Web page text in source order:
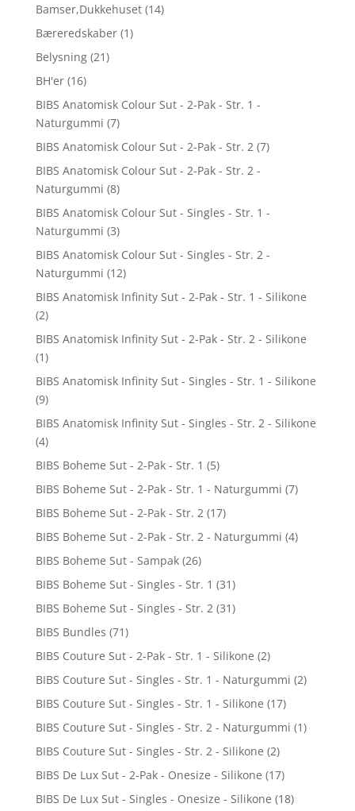
Bamser,Dukkehuset (14)
Bæreredskaber (1)
Belysning (21)
BH'er (16)
BIBS Anatomisk Colour Sut - 2-Pak - Str. 1 -
Naturgummi (7)
BIBS Anatomisk Colour Sut - 2-Pak - Str. 2 (7)
BIBS Anatomisk Colour Sut - 2-Pak - Str. 2 -
Naturgummi (8)
BIBS Anatomisk Colour Sut - Singles - Str. 1 -
Naturgummi (3)
BIBS Anatomisk Colour Sut - Singles - Str. 2 -
Naturgummi (12)
BIBS Anatomisk Infinity Sut - 2-Pak - Str. 1 - Silikone
(2)
BIBS Anatomisk Infinity Sut - 2-Pak - Str. 2 - Silikone
(1)
BIBS Anatomisk Infinity Sut - Singles - Str. 1 - Silikone
(9)
BIBS Anatomisk Infinity Sut - Singles - Str. 2 - Silikone
(4)
BIBS Boheme Sut - 2-Pak - Str. 1 (5)
BIBS Boheme Sut - 2-Pak - Str. 1 - Naturgummi (7)
BIBS Boheme Sut - 2-Pak - Str. 2 (17)
BIBS Boheme Sut - 2-Pak - Str. 2 - Naturgummi (4)
BIBS Boheme Sut - Sampak (26)
BIBS Boheme Sut - Singles - Str. 1 (31)
BIBS Boheme Sut - Singles - Str. 2 (31)
BIBS Bundles (71)
BIBS Couture Sut - 2-Pak - Str. 1 - Silikone (2)
BIBS Couture Sut - Singles - Str. 1 - Naturgummi (2)
BIBS Couture Sut - Singles - Str. 1 - Silikone (17)
BIBS Couture Sut - Singles - Str. 2 - Naturgummi (1)
BIBS Couture Sut - Singles - Str. 2 - Silikone (2)
BIBS De Lux Sut - 2-Pak - Onesize - Silikone (17)
BIBS De Lux Sut - Singles - Onesize - Silikone (18)